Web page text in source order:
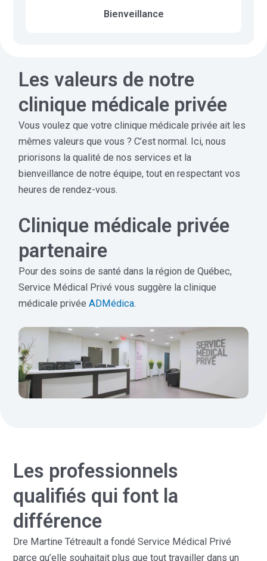
Bienveillance
Les valeurs de notre
clinique médicale privée
Vous voulez que votre clinique médicale privée ait les
mêmes valeurs que vous ? C’est normal. Ici, nous
priorisons la qualité de nos services et la
bienveillance de notre équipe, tout en respectant vos
heures de rendez-vous.
Clinique médicale privée
partenaire
Pour des soins de santé dans la région de Québec,
Service Médical Privé vous suggère la clinique
médicale privéeADMédica.
Les professionnels
qualifiés qui font la
différence
Dre Martine Tétreault a fondé Service Médical Privé
parce qu’elle souhaitait plus que tout travailler dans un